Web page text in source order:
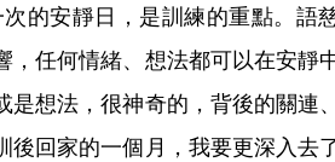
的安靜日，是訓練的重點。語
，任何情緒、想法都可以在安靜
是想法，很神奇的，背後的關連
後回家的一個月，我要更深入去